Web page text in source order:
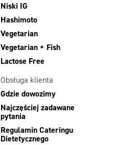
Niski IG
Hashimoto
Vegetarian
Vegetarian + Fish
Lactose Free
Obsługa klienta
Gdzie dowozimy
Najczęściej zadawane
pytania
Regulamin Cateringu
Dietetycznego